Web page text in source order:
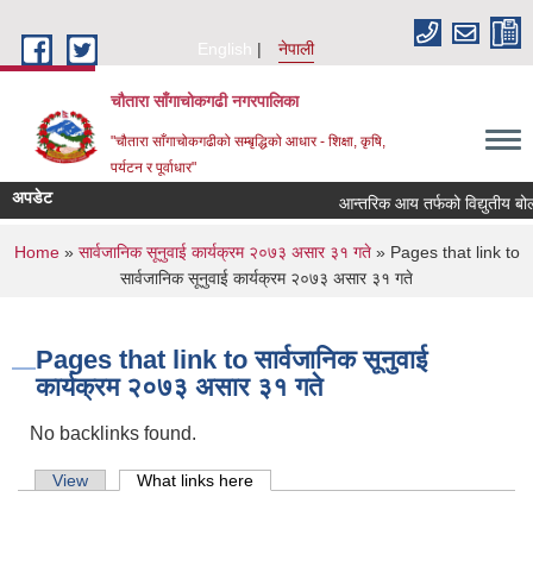
English
नेपाली
चौतारा साँगाचोकगढी नगरपालिका
"चौतारा साँगाचोकगढीको सम्बृद्धिको आधार - शिक्षा, कृषि,
पर्यटन र पूर्वाधार"
अपडेट आन्तरिक आय तर्फको विद्युतीय
You are here
Home» सार्वजानिक सूनुवाई कार्यक्रम २०७३ असार ३१ गते» Pages that link to
सार्वजानिक सूनुवाई कार्यक्रम २०७३ असार ३१ गते
Pages that link to सार्वजानिक सूनुवाई
कार्यक्रम २०७३ असार ३१ गते
No backlinks found.
Primary tabs
View What links here